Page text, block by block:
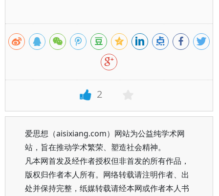
2
爱思想（aisixiang.com）网站为公益纯学术网
站，旨在推动学术繁荣、塑造社会精神。
凡本网首发及经作者授权但非首发的所有作品，
版权归作者本人所有。网络转载请注明作者、出
处并保持完整，纸媒转载请经本网或作者本人书